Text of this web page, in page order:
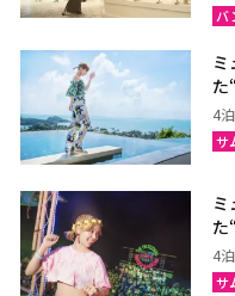
バ
た
4
サ
た
4
サ